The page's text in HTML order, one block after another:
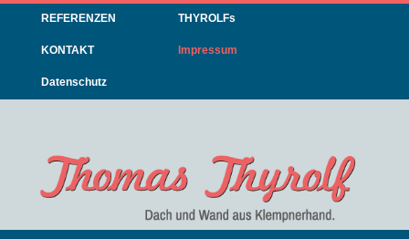
überspringen
REFERENZEN THYROLFs
KONTAKT Impressum
Datenschutz